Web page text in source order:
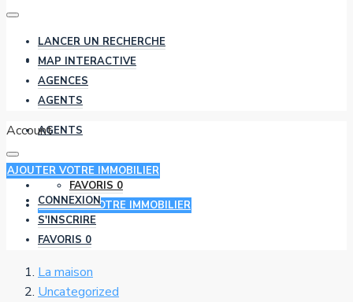
AGENCES
AGENTS
FAVORIS 0
AJOUTER VOTRE IMMOBILIER
LANCER UN RECHERCHE
MAP INTERACTIVE
AGENCES
AGENTS
Account
AJOUTER VOTRE IMMOBILIER
CONNEXION
S'INSCRIRE
FAVORIS 0
La maison
Uncategorized